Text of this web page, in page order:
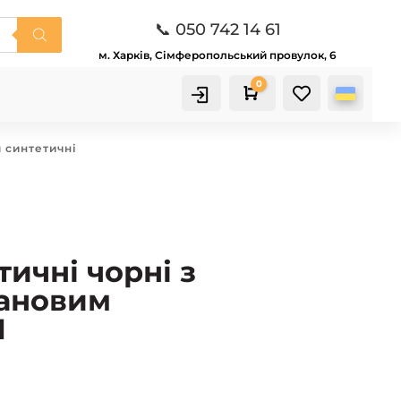
📞 050 742 14 61
м. Харків, Сімферопольський провулок, 6
Кошик
0

чорні з